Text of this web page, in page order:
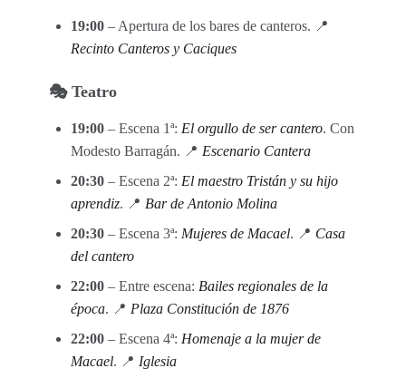
19:00– Apertura de los bares de canteros. 📍
Recinto Canteros y Caciques
🎭 Teatro
19:00– Escena 1ª: El orgullo de ser cantero. Con
Modesto Barragán. 📍 Escenario Cantera
20:30– Escena 2ª: El maestro Tristán y su hijo
aprendiz. 📍 Bar de Antonio Molina
20:30– Escena 3ª: Mujeres de Macael. 📍 Casa
del cantero
22:00– Entre escena: Bailes regionales de la
época. 📍 Plaza Constitución de 1876
22:00– Escena 4ª: Homenaje a la mujer de
Macael. 📍 Iglesia